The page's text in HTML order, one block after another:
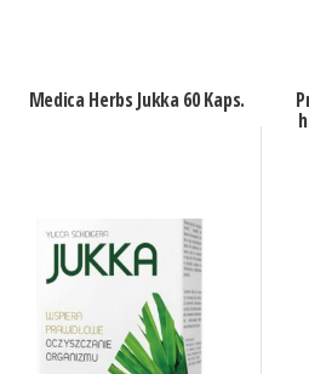
Medica Herbs Jukka 60 Kaps.